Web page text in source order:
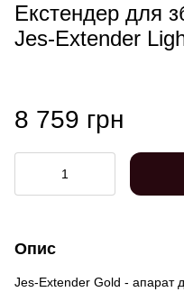
Екстендер для
Jes-Extender
8 759 грн
Опис
Jes-Extender Gold - апарат